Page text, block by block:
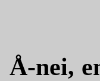
Å-nei,